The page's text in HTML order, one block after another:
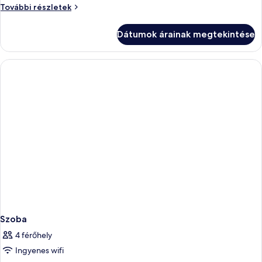
További részletek
Szoba
Dátumok árainak megtekintése
Szoba
4 férőhely
Ingyenes wifi